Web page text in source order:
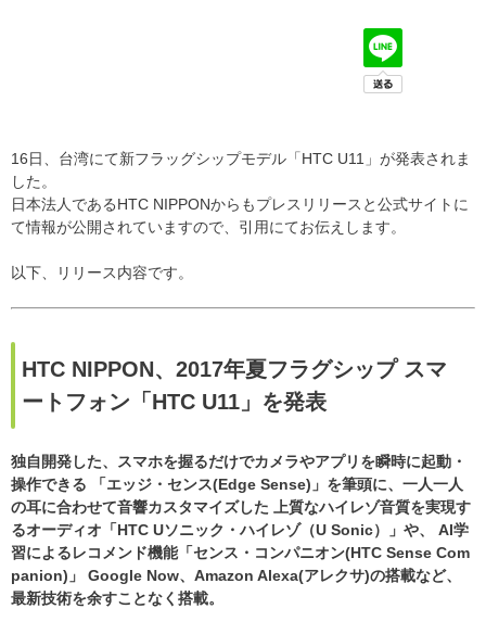
16日、台湾にて新フラッグシップモデル「HTC U11」が発表されま
した。
日本法人であるHTC NIPPONからもプレスリリースと公式サイトに
て情報が公開されていますので、引用にてお伝えします。
以下、リリース内容です。
HTC NIPPON、2017年夏フラグシップ スマ
ートフォン「HTC U11」を発表
独⾃開発した、スマホを握るだけでカメラやアプリを瞬時に起動・
操作できる 「エッジ・センス(Edge Sense)」を筆頭に、⼀⼈⼀⼈
の⽿に合わせて⾳響カスタマイズした 上質なハイレゾ⾳質を実現す
るオーディオ「HTC Uソニック・ハイレゾ（U Sonic）」や、 AI学
習によるレコメンド機能「センス・コンパニオン(HTC Sense Com
panion)」 Google Now、Amazon Alexa(アレクサ)の搭載など、
最新技術を余すことなく搭載。